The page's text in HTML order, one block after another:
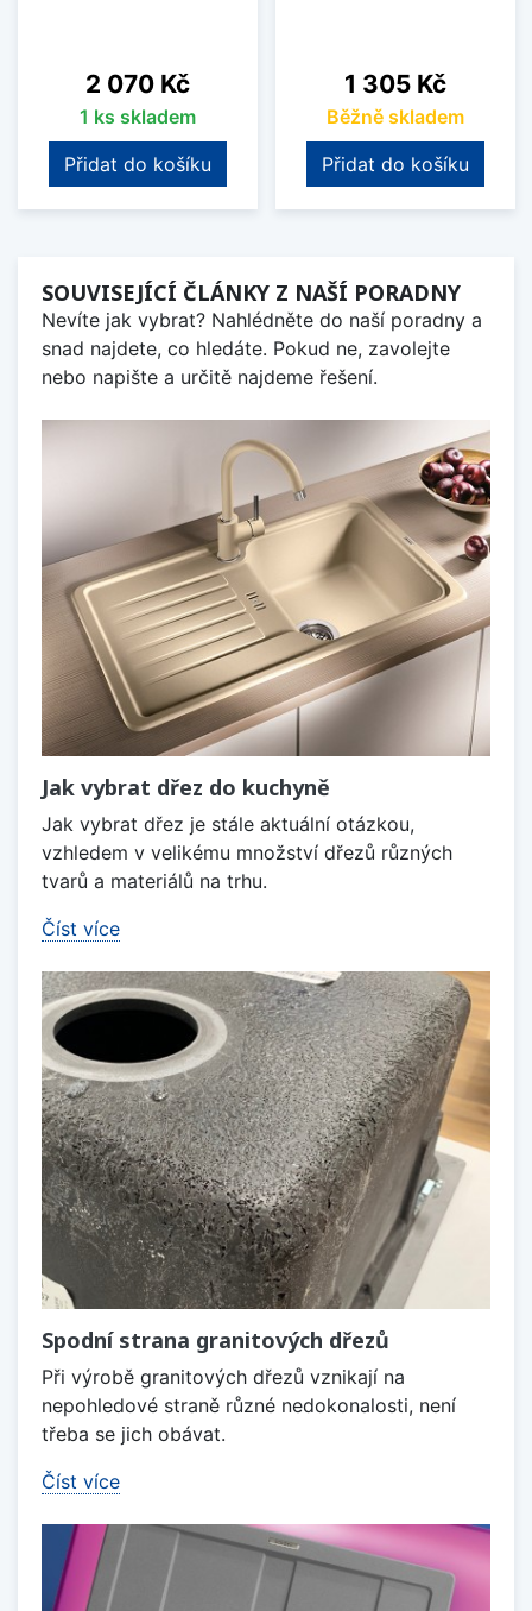
Cena
2 070 Kč
1 ks skladem
Přidat do košíku
Cena
1 305 Kč
Běžně skladem
Přidat do košíku
SOUVISEJÍCÍ ČLÁNKY Z NAŠÍ PORADNY
Nevíte jak vybrat? Nahlédněte do naší poradny a
snad najdete, co hledáte. Pokud ne, zavolejte
nebo napište a určitě najdeme řešení.
Jak vybrat dřez do kuchyně
Jak vybrat dřez je stále aktuální otázkou,
vzhledem v velikému množství dřezů různých
tvarů a materiálů na trhu.
Číst více
Spodní strana granitových dřezů
Při výrobě granitových dřezů vznikají na
nepohledové straně různé nedokonalosti, není
třeba se jich obávat.
Číst více